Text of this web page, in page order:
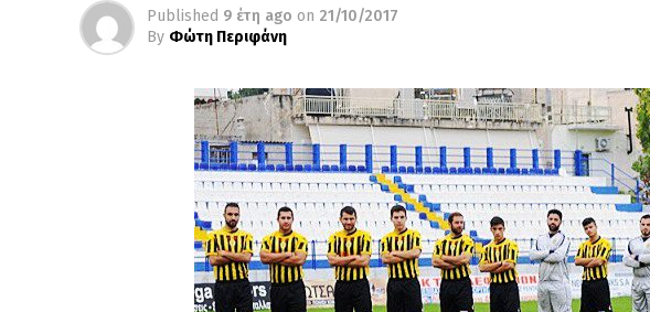
Published 9 έτη ago on 21/10/2017
By Φώτη Περιφάνη